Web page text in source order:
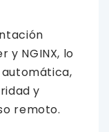
y NGINX, lo
y
remoto.